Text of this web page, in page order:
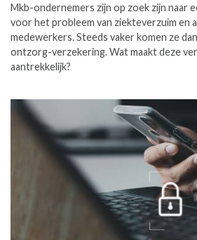
Mkb-ondernemers zijn op zoek zijn naar
voor het probleem van ziekteverzuim en
medewerkers. Steeds vaker komen ze
ontzorg-verzekering. Wat maakt deze
aantrekkelijk?